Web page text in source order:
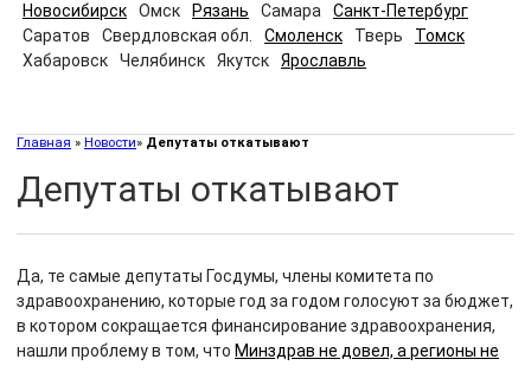
Новосибирск
Омск Рязань Самара
Санкт-Петербург
Саратов
Свердловская обл. Смоленск Тверь
Томск
Хабаровск
Челябинск Якутск Ярославль
Главная » Новости» Депутаты откатывают
Депутаты откатывают
Да, те самые депутаты Госдумы, члены комитета по
здравоохранению, которые год за годом голосуют за бюджет,
в котором сокращается финансирование здравоохранения,
нашли проблему в том, что Минздрав не довел, а регионы не